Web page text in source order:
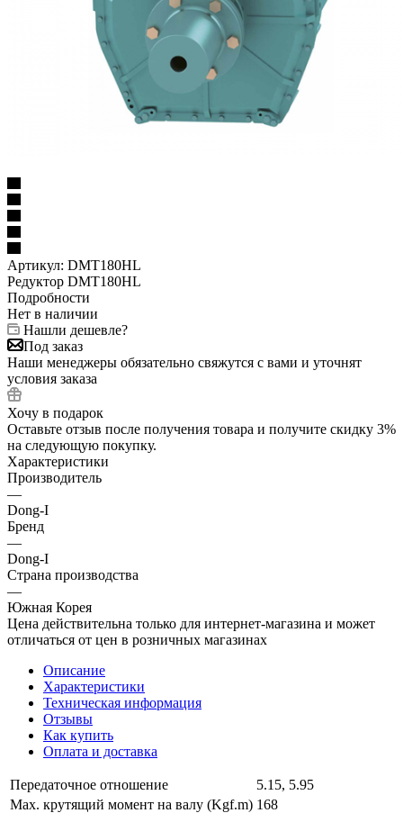
Артикул: DMT180HL
Редуктор DMT180HL
Подробности
Нет в наличии
Нашли дешевле?
Под заказ
Наши менеджеры обязательно свяжутся с вами и уточнят
условия заказа
Хочу в подарок
Оставьте отзыв после получения товара и получите скидку 3%
на следующую покупку.
Характеристики
Производитель
—
Dong-I
Бренд
—
Dong-I
Страна производства
—
Южная Корея
Цена действительна только для интернет-магазина и может
отличаться от цен в розничных магазинах
Описание
Характеристики
Техническая информация
Отзывы
Как купить
Оплата и доставка
Передаточное отношение
5.15, 5.95
Мах. крутящий момент на валу (Kgf.m) 168